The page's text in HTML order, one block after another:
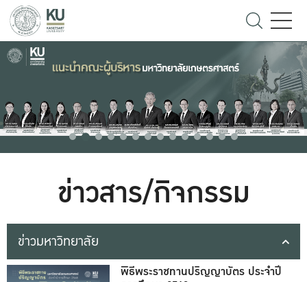
ข่าวสาร/กิจกรรม
ข่าวมหาวิทยาลัย
พิธีพระราชทานปริญญาบัตร ประจำปี